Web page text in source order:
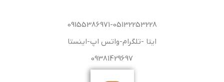
09155386971-05132253228
ایتا -تلگرام-واتس اپ-اینستا
09381429697